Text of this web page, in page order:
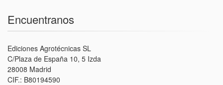
Encuentranos
Ediciones Agrotécnicas SL
C/Plaza de España 10, 5 Izda
28008 Madrid
CIF.: B80194590